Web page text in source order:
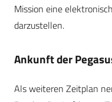
Mission eine
darzustellen.
Ankunft der
Als weiteren Zeitplan